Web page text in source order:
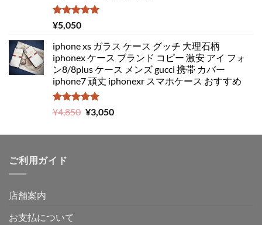
5段階中
5.00
¥5,050
iphone xs ガラス ケース グッチ 大理石柄
iphonex ケース ブランド コピー 激安 アイ フォ
ン8/8plus ケース メンズ gucci 携帯 カバー
iphone7 頑丈 iphonexr スマホケース おすすめ
5段階中
5.00
の評価
¥4,850 元
価
¥3,050現
の
ご利用ガイド
店舗案内
お支払について